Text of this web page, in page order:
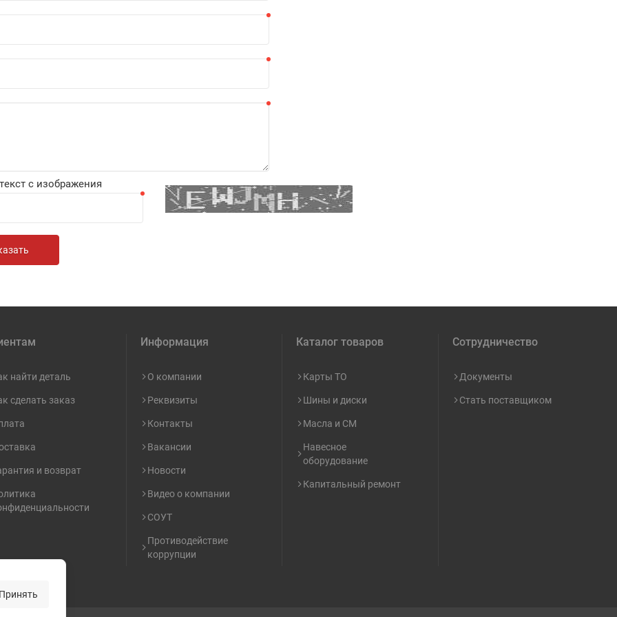
с изображения
найти деталь
сделать заказ
и возврат
Информация
О компании
Реквизиты
Контакты
Вакансии
Новости
Видео о компании
СОУТ
Противодействие
коррупции
Каталог товаров
Карты ТО
Шины и диски
Масла и СМ
Навесное
оборудование
Капитальный ремонт
Сотрудничество
Документы
Стать поставщиком